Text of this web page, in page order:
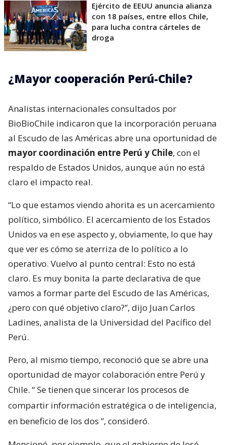
Ejército de EEUU anuncia alianza
con 18 países, entre ellos Chile,
para lucha contra cárteles de
droga
¿Mayor cooperación Perú-Chile?
Analistas internacionales consultados por
BioBioChile indicaron que la incorporación peruana
al Escudo de las Américas abre una oportunidad de
mayor coordinación entre Perú y Chile, con el
respaldo de Estados Unidos, aunque aún no está
claro el impacto real.
“Lo que estamos viendo ahorita es un acercamiento
político, simbólico. El acercamiento de los Estados
Unidos va en ese aspecto y, obviamente, lo que hay
que ver es cómo se aterriza de lo político a lo
operativo. Vuelvo al punto central: Esto no está
claro. Es muy bonita la parte declarativa de que
vamos a formar parte del Escudo de las Américas,
¿pero con qué objetivo claro?”, dijo Juan Carlos
Ladines, analista de la Universidad del Pacífico del
Perú.
Pero, al mismo tiempo, reconoció que se abre una
oportunidad de mayor colaboración entre Perú y
Chile. “Se tienen que sincerar los procesos de
compartir información estratégica o de inteligencia,
en beneficio de los dos ”, consideró.